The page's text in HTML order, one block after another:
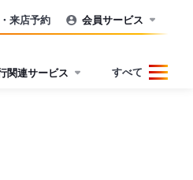
・来店予約 会員サービス
関連サービス すべて